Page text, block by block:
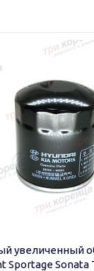
увеличенный
Sportage Sonata